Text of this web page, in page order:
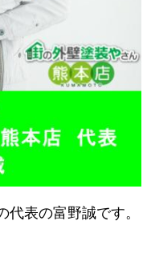
表の富野誠です。